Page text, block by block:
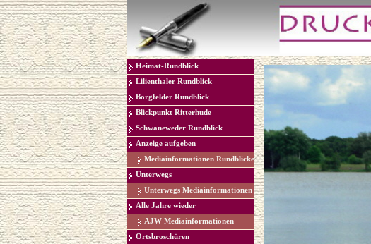
Heimat-Rundblick
Lilienthaler Rundblick
Borgfelder Rundblick
Blickpunkt Ritterhude
Schwaneweder Rundblick
Anzeige aufgeben
Mediainformationen Rundblicke
Unterwegs
Unterwegs Mediainformationen
Alle Jahre wieder
AJW Mediainformationen
Ortsbroschüren